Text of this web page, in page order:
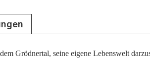
Grödnertal, seine eigene Lebenswelt